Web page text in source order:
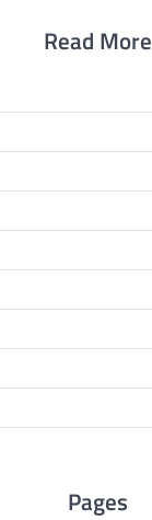
Read More
Pages